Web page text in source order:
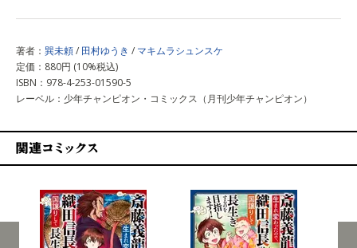
著者： 巽未頼/ 田村ゆうき / マキムラシュンスケ
定価：880円 (10%税込)
ISBN：978-4-253-01590-5
レーベル：少年チャンピオン・コミックス（月刊少年チャンピオン）